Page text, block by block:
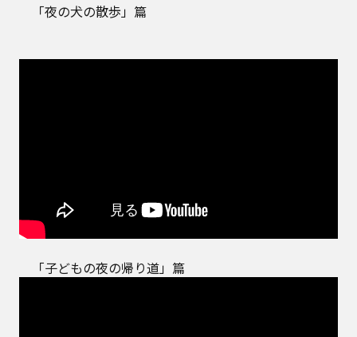
「夜の犬の散歩」篇
「子どもの夜の帰り道」篇